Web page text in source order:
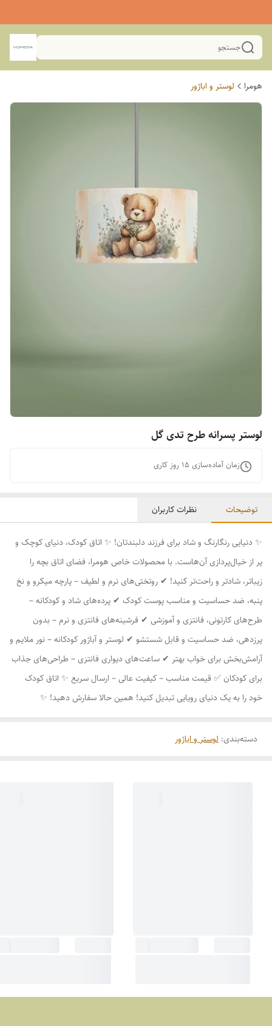
جستجو
هومرا لوستر و اباژور
لوستر پسرانه طرح تدی گل
زمان آماده‌سازی 15 روز کاری
توضیحات نظرات کاربران
✨ دنیایی رنگارنگ و شاد برای فرزند دلبندتان! ✨ اتاق کودک، دنیای کوچک و
پر از خیال‌پردازی آن‌هاست. با محصولات خاص هومرا، فضای اتاق بچه را
زیباتر، شادتر و راحت‌تر کنید! ✔ روتختی‌های نرم و لطیف – پارچه میکرو و نخ
پنبه، ضد حساسیت و مناسب پوست کودک ✔ پرده‌های شاد و کودکانه –
طرح‌های کارتونی، فانتزی و آموزشی ✔ فرشینه‌های فانتزی و نرم – بدون
پرزدهی، ضد حساسیت و قابل شستشو ✔ لوستر و آباژور کودکانه – نور ملایم و
آرامش‌بخش برای خواب بهتر ✔ ساعت‌های دیواری فانتزی – طراحی‌های جذاب
برای کودکان ✅ قیمت مناسب – کیفیت عالی – ارسال سریع ✨ اتاق کودک
خود را به یک دنیای رویایی تبدیل کنید! همین حالا سفارش دهید! ✨
دسته‌بندی: لوستر و اباژور